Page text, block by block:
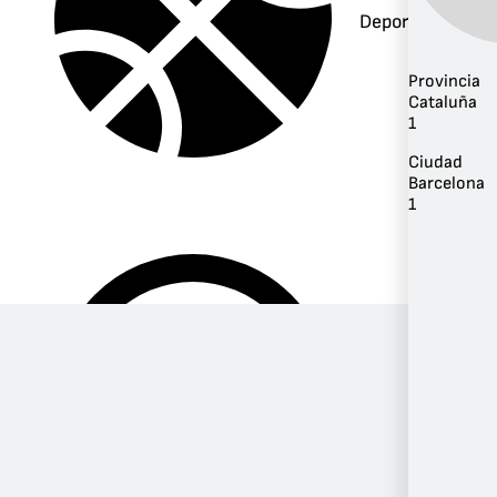
Deportes
Provincia
Cataluña
1
Ciudad
Barcelona
1